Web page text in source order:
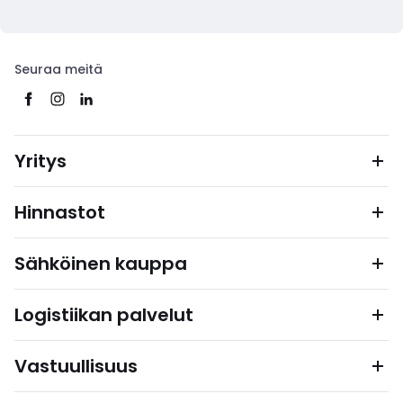
Seuraa meitä
Yritys
Hinnastot
Sähköinen kauppa
Logistiikan palvelut
Vastuullisuus